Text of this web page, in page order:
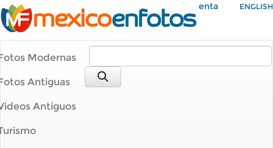
Mi Cuenta ENGLISH
Modernas
Antiguas
Antiguos